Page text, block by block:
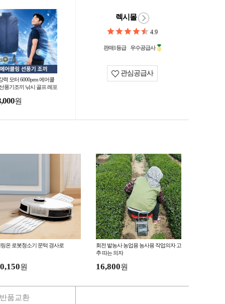
력 모터 6000prm 에어쿨
풍기조끼 낚시 골프 레포
원
렉시몰
4.9
판매1등급 우수공급사
관심공급사
온 로봇청소기 문턱 경사로
원
회전 밭농사 농업용 농사용 작업의자 고
추 따는 의자
16,800원
반품교환